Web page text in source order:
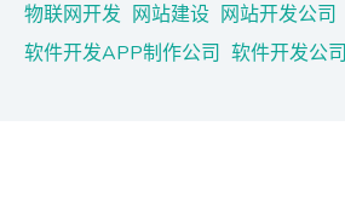
物联网开发 网站建设 网站开发公司
软件开发APP制作公司 软件开发公司